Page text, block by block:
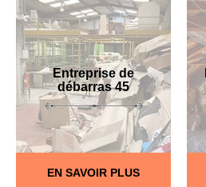
Entreprise de
débarras 45
EN SAVOIR PLUS